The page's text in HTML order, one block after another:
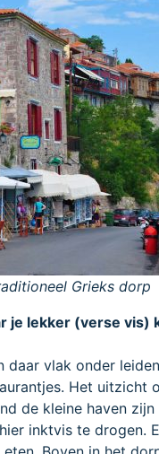
Grieks dorp
je lekker (verse vis)
vlak onder
Het uitzicht
de kleine haven
inktvis te drogen.